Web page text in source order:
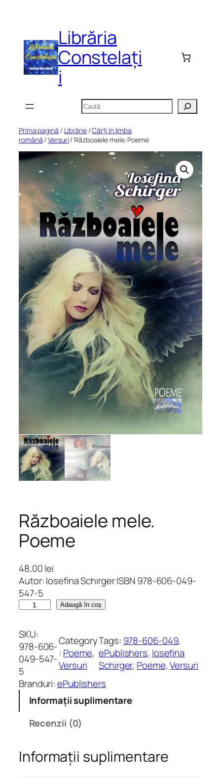
Librăria
Constelați
i
Caută
Prima pagină / Librărie/Cărți în limba
română /Versuri / Războaiele mele. Poeme
Războaiele mele.
Poeme
48,00lei
Autor: Iosefina Schirger ISBN 978-606-049-
547-5
n
t
i
t
a
t
R
b
o
Adaugă în coș
SKU:
978-606-
049-547-
5
Category
: Poeme
Versuri
Tags: 978-606-049
ePublishers, Iosefina
Schirger, Poeme, Versuri
Branduri:ePublishers
Informații suplimentare
Recenzii (0)
Informații suplimentare